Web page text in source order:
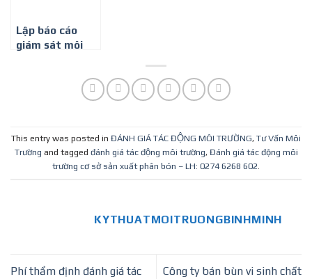
Lập báo cáo
giám sát môi
xuất sợi Bông
This entry was posted in ĐÁNH GIÁ TÁC ĐỘNG MÔI TRƯỜNG, Tư Vấn Môi
Trường and tagged đánh giá tác động môi trường, Đánh giá tác động môi
trường cơ sở sản xuất phân bón – LH: 0274 6268 602.
KYTHUATMOITRUONGBINHMINH
Phí thẩm định đánh giá tác
Công ty bán bùn vi sinh chất